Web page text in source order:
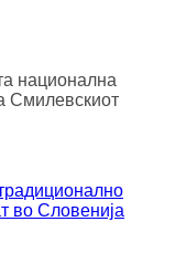
национална
Смилевскиот